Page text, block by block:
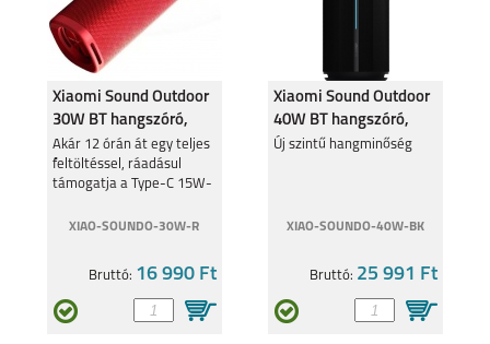
Xiaomi Sound Outdoor
30W BT hangszóró,
Piros QBH4263
Akár 12 órán át egy teljes
feltöltéssel, ráadásul
támogatja a Type-C 15W-
XIAO-SOUNDO-30W-R
Bruttó: 16 990 Ft
Xiaomi Sound Outdoor
40W BT hangszóró,
Fekete QBH4275
Új szintű hangminőség
XIAO-SOUNDO-40W-BK
Bruttó: 25 991 Ft